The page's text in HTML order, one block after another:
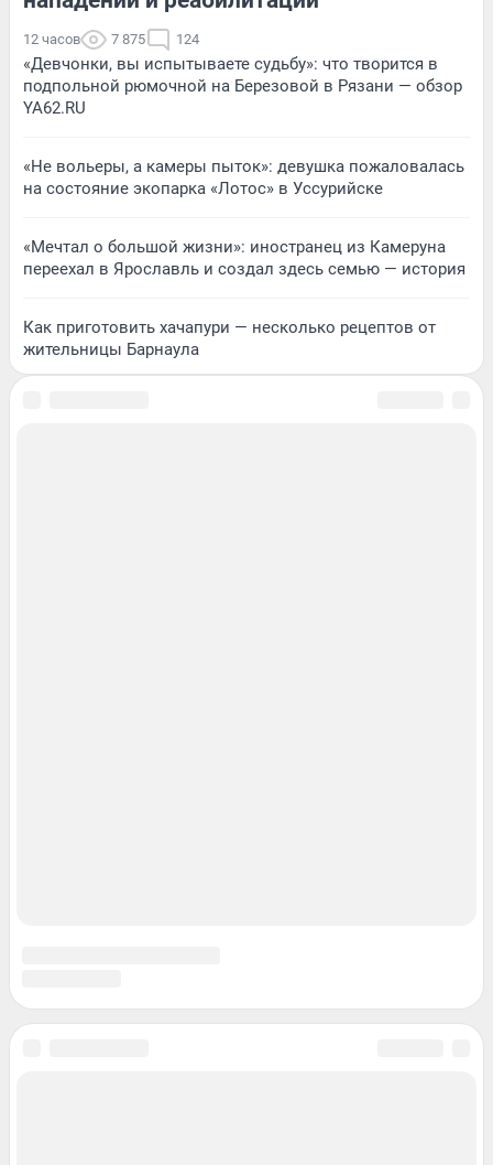
12 часов 7 875 124
«Девчонки, вы испытываете судьбу»: что творится в
подпольной рюмочной на Березовой в Рязани — обзор
YA62.RU
«Не вольеры, а камеры пыток»: девушка пожаловалась
на состояние экопарка «Лотос» в Уссурийске
«Мечтал о большой жизни»: иностранец из Камеруна
переехал в Ярославль и создал здесь семью — история
Как приготовить хачапури — несколько рецептов от
жительницы Барнаула